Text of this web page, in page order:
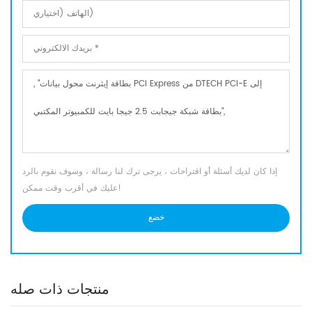
إذا كان لديك أسئلة أو اقتراحات ، يرجى ترك لنا رسالة ، وسوف نقوم بالرد
عليك في أقرب وقت ممكن!
منتجات ذات صله